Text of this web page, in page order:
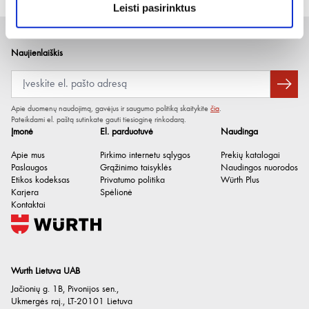
Leisti pasirinktus
Wurth Lietuva UAB
Jačionių g. 1B, Pivonijos sen.,
Ukmergės raj., LT-20101 Lietuva
Įmonė
Apie mus
Paslaugos
Etikos kodeksas
Karjera
Kontaktai
El. parduotuvė
Pirkimo internetu sąlygos
Grąžinimo taisyklės
Privatumo politika
Spėlionė
Naudinga
Prekių katalogai
Naudingos nuorodos
Würth Plus
Naujienlaiškis
Apie duomenų naudojimą, gavėjus ir saugumo politiką skaitykite čia.
Pateikdami el. paštą sutinkate gauti tiesioginę rinkodarą.